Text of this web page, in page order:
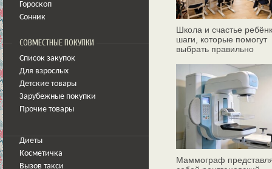
Гороскоп
Сонник
СОВМЕСТНЫЕ ПОКУПКИ
Список закупок
Для взрослых
Детские товары
Зарубежные покупки
Прочие товары
Диеты
Косметичка
Вызов такси
Школа и счастье
шаги, которые помогут
выбрать правильно
Маммограф